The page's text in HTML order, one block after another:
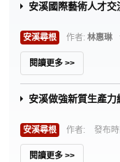
安溪國際藝術人才
安溪尋根 作者: 林惠琳
閱讀更多 >>
安溪做強新質生產力
安溪尋根 作者: 發布
閱讀更多 >>